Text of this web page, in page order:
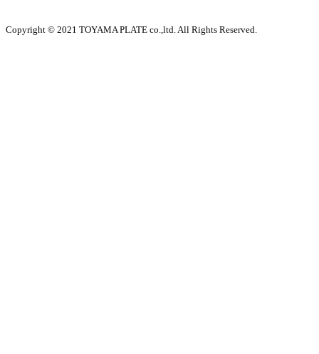
Copyright © 2021 TOYAMA PLATE co.,ltd. All Rights Reserved.